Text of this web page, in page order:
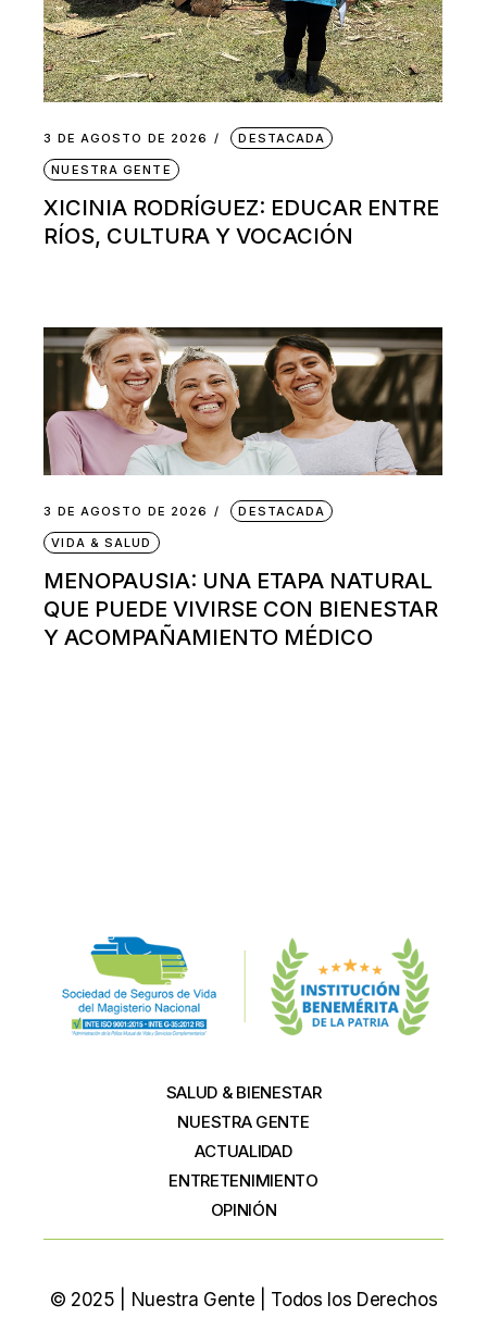
3 DE AGOSTO DE 2026 DESTACADA
NUESTRA GENTE
XICINIA RODRÍGUEZ: EDUCAR ENTRE
RÍOS, CULTURA Y VOCACIÓN
3 DE AGOSTO DE 2026 DESTACADA
VIDA & SALUD
MENOPAUSIA: UNA ETAPA NATURAL
QUE PUEDE VIVIRSE CON BIENESTAR
Y ACOMPAÑAMIENTO MÉDICO
SALUD & BIENESTAR
NUESTRA GENTE
ACTUALIDAD
ENTRETENIMIENTO
OPINIÓN
© 2025 | Nuestra Gente | Todos los Derechos